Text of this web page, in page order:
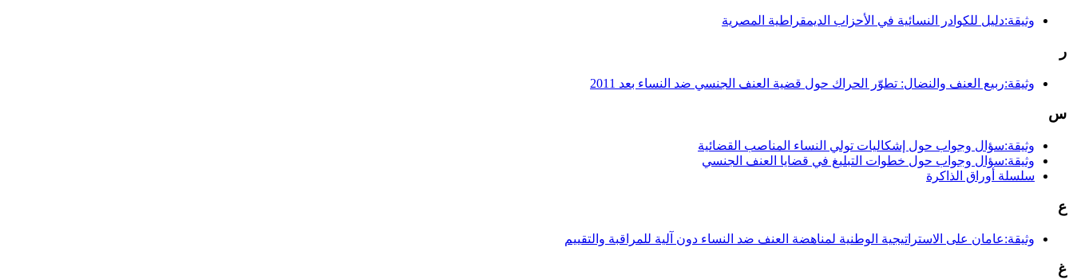
وثيقة:دليل للكوادر النسائية في الأحزاب الديمقراطية المصرية
ر
وثيقة:ربيع العنف والنضال: تطوّر الحراك حول قضية العنف الجنسي ضد النساء بعد 2011
س
وثيقة:سؤال وجواب حول إشكاليات تولي النساء المناصب القضائية
وثيقة:سؤال وجواب حول خطوات التبليغ في قضايا العنف الجنسي
سلسلة أوراق الذاكرة
ع
وثيقة:عامان على الاستراتيجية الوطنية لمناهضة العنف ضد النساء دون آلية للمراقبة والتقييم
غ